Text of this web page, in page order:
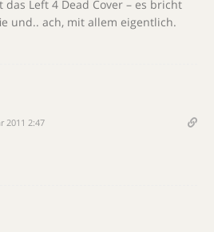
Left 4 Dead Cover – es bricht
und.. ach, mit allem eigentlich.
2011 2:47